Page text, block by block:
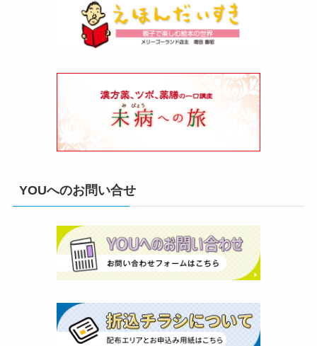
YOUへのお問い合せ